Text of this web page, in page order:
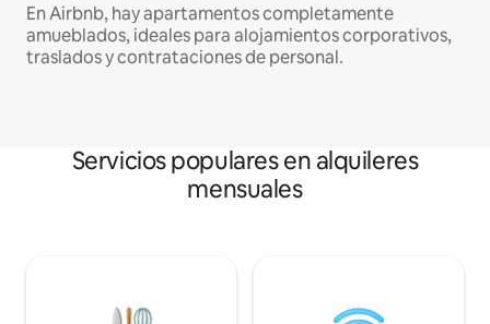
En Airbnb, hay apartamentos completamente
amueblados, ideales para alojamientos corporativos,
traslados y contrataciones de personal.
Servicios populares en alquileres
mensuales